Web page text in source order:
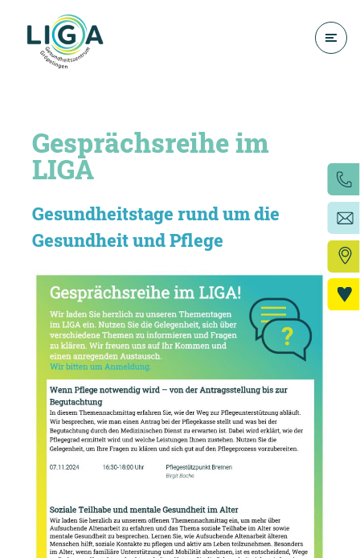
Gesprächsreihe im
LIGA
Gesundheitstage rund um die
Gesundheit und Pflege